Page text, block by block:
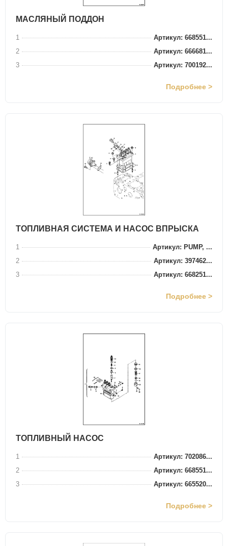
МАСЛЯНЫЙ ПОДДОН
1
Артикул: 668551...
2
Артикул: 666681...
3
Артикул: 700192...
Подробнее >
ТОПЛИВНАЯ СИСТЕМА И НАСОС ВПРЫСКА
1
Артикул: PUMP, ...
2
Артикул: 397462...
3
Артикул: 668251...
Подробнее >
ТОПЛИВНЫЙ НАСОС
1
Артикул: 702086...
2
Артикул: 668551...
3
Артикул: 665520...
Подробнее >